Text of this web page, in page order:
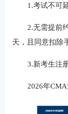
1.考试不可
2.无需提前
天，且同意扣除
3.新考生注
2026年